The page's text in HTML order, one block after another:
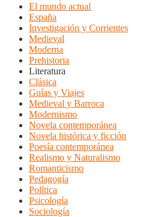
El mundo actual
España
Investigación y Corrientes
Medieval
Moderna
Prehistoria
Literatura
Clásica
Guías y Viajes
Medieval y Barroca
Modernismo
Novela contemporánea
Novela histórica y ficción
Poesía contemporánea
Realismo y Naturalismo
Romanticismo
Pedagogía
Política
Psicología
Sociología